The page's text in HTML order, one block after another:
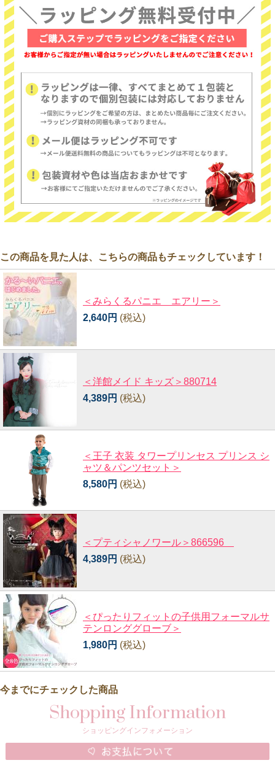
この商品を見た人は、こちらの商品もチェックしています！
＜みらくるパニエ エアリー＞
2,640円 (税込)
＜洋館メイド キッズ＞880714
4,389円 (税込)
＜王子 衣装 タワープリンセス プリンス シ
ャツ＆パンツセット＞
8,580円 (税込)
＜プティシャノワール＞866596
4,389円 (税込)
＜ぴったりフィットの子供用フォーマルサ
テンロンググローブ＞
1,980円 (税込)
今までにチェックした商品
Shopping Information
ショッピングインフォメーション